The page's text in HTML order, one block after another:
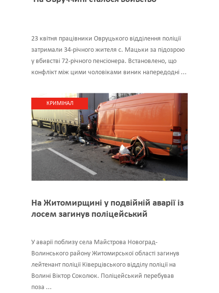
23 квітня працівники Овруцького відділення поліції
затримали 34-річного жителя с. Мацьки за підозрою
у вбивстві 72-річного пенсіонера. Встановлено, що
конфлікт між цими чоловіками виник напередодні ...
КРИМІНАЛ
На Житомирщині у подвійній аварії із
лосем загинув поліцейський
У аварії поблизу села Майстрова Новоград-
Волинського району Житомирської області загинув
лейтенант поліції Ківерцівського відділу поліції на
Волині Віктор Соколюк. Поліцейський перебував
поза ...